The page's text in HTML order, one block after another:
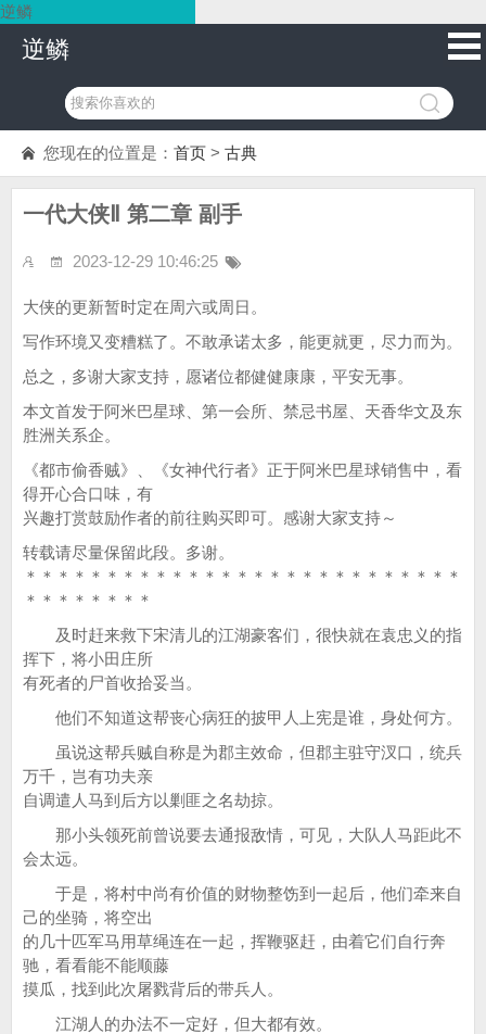
逆鳞
逆鳞
您现在的位置是： 首页 > 古典
一代大侠Ⅱ 第二章 副手
2023-12-29 10:46:25
大侠的更新暂时定在周六或周日。
写作环境又变糟糕了。不敢承诺太多，能更就更，尽力而为。
总之，多谢大家支持，愿诸位都健健康康，平安无事。
本文首发于阿米巴星球、第一会所、禁忌书屋、天香华文及东
胜洲关系企。
《都市偷香贼》、《女神代行者》正于阿米巴星球销售中，看
得开心合口味，有
兴趣打赏鼓励作者的前往购买即可。感谢大家支持～
转载请尽量保留此段。多谢。
＊＊＊＊＊＊＊＊＊＊＊＊＊＊＊＊＊＊＊＊＊＊＊＊＊＊＊
＊＊＊＊＊＊＊＊
及时赶来救下宋清儿的江湖豪客们，很快就在袁忠义的指
挥下，将小田庄所
有死者的尸首收拾妥当。
他们不知道这帮丧心病狂的披甲人上宪是谁，身处何方。
虽说这帮兵贼自称是为郡主效命，但郡主驻守汊口，统兵
万千，岂有功夫亲
自调遣人马到后方以剿匪之名劫掠。
那小头领死前曾说要去通报敌情，可见，大队人马距此不
会太远。
于是，将村中尚有价值的财物整饬到一起后，他们牵来自
己的坐骑，将空出
的几十匹军马用草绳连在一起，挥鞭驱赶，由着它们自行奔
驰，看看能不能顺藤
摸瓜，找到此次屠戮背后的带兵人。
江湖人的办法不一定好，但大都有效。